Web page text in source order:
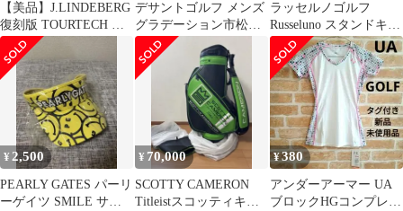
【美品】J.LINDEBERG
復刻版 TOURTECH ポ
ロシャツ 日本L相当
デサントゴルフ メンズ
グラデーション市松柄
プリントリバースメッ
シュシャツ
ラッセルノゴルフ
Russeluno スタンドキャ
ディバッグ レースアッ
プ
¥2,500
PEARLY GATES パーリ
ーゲイツ SMILE サン
¥ 70,000
SCOTTY CAMERON
Titleistスコッティキャ
¥380
アンダーアーマー UA
ブロックHGコンプレッ